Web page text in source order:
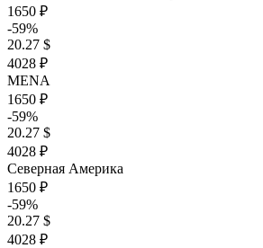
1650 ₽
-59%
20.27 $
4028 ₽
MENA
1650 ₽
-59%
20.27 $
4028 ₽
Северная Америка
1650 ₽
-59%
20.27 $
4028 ₽